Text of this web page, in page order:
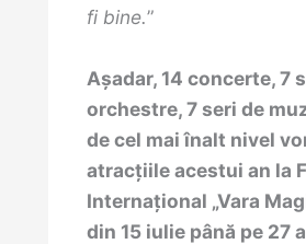
fi bine.”
Așadar, 14 concerte, 7
orchestre, 7 seri de
de cel mai înalt nivel
atracțiile acestui an la
Internațional „Vara
din 15 iulie până pe 27